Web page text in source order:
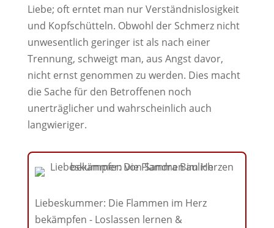
Liebe; oft erntet man nur Verständnislosigkeit
und Kopfschütteln. Obwohl der Schmerz nicht
unwesentlich geringer ist als nach einer
Trennung, schweigt man, aus Angst davor,
nicht ernst genommen zu werden. Dies macht
die Sache für den Betroffenen noch
unerträglicher und wahrscheinlich auch
langwieriger.
Liebeskummer: Die Flammen im Herz
bekämpfen - Loslassen lernen &